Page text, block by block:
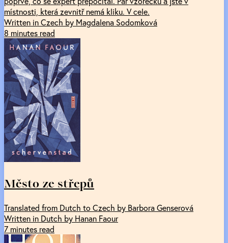
místnosti, která zevnitř nemá kliku. V cele.
Written in Czech by Magdalena Sodomková
8 minutes read
Město ze střepů
Translated from Dutch to Czech by Barbora Genserová
Written in Dutch by Hanan Faour
7 minutes read